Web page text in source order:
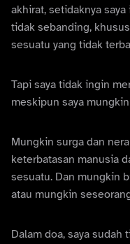
akhirat, setidaknya
tidak sebanding,
sesuatu yang tidak
Tapi saya tidak ingin
meskipun saya
Mungkin surga dan
keterbatasan manusia
sesuatu. Dan mungkin
atau mungkin
Dalam doa, saya